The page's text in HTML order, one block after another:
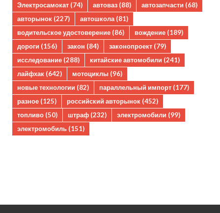
Электросамокат (74) автоваз (88) автозапчасти (68)
авторынок (227) автошкола(81)
водительское удостоверение (86) вождение (189)
дороги (156) закон (84) законопроект (79)
исследование (288) китайские автомобили (241)
лайфхак (642) мотоциклы (96)
новые технологии (82) параллельный импорт (177)
разное (125) российский авторынок (452)
топливо (50) штраф (232) электромобили (99)
электромобиль (151)